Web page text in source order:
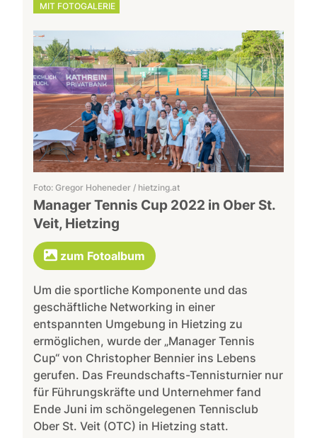
MIT FOTOGALERIE
Foto: Gregor Hoheneder / hietzing.at
Manager Tennis Cup 2022 in Ober St.
Veit, Hietzing
zum Fotoalbum
Um die sportliche Komponente und das
geschäftliche Networking in einer
entspannten Umgebung in Hietzing zu
ermöglichen, wurde der „Manager Tennis
Cup“ von Christopher Bennier ins Lebens
gerufen. Das Freundschafts-Tennisturnier nur
für Führungskräfte und Unternehmer fand
Ende Juni im schöngelegenen Tennisclub
Ober St. Veit (OTC) in Hietzing statt.